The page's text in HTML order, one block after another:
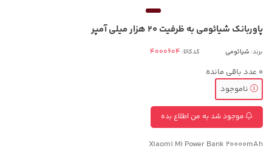
پاوربانک شیائومی به ظرفیت 20 هزار میلی آمپر
برند: شیائومی کدکالا:
0 عدد باقی مانده
ناموجود
موجود شد به من اطلاع بده
Xiaomi Mi Power Bank 20000mAh